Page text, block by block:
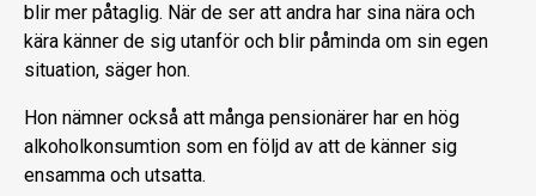
blir mer påtaglig. När de ser att andra har sina nära och
kära känner de sig utanför och blir påminda om sin egen
situation, säger hon.
Hon nämner också att många pensionärer har en hög
alkoholkonsumtion som en följd av att de känner sig
ensamma och utsatta.